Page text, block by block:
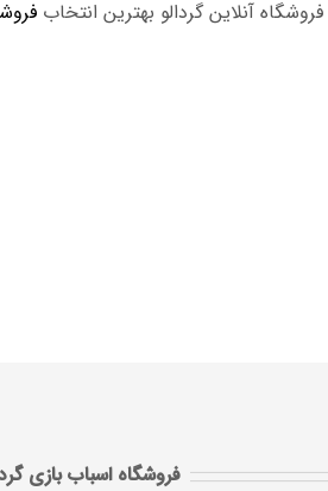
آنلاین گردالو بهترین انتخاب
فروشگاه اسباب بازی